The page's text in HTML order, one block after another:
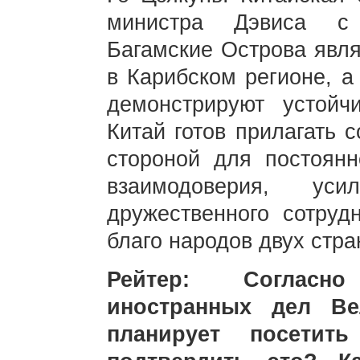
министра Дэвиса с
Багамские Острова
в Карибском регионе, а
демонстрируют
Китай готов прилагать
стороной для
взаимодоверия,
дружественного
благо народов двух
Рейтер:
иностранных дел
планирует